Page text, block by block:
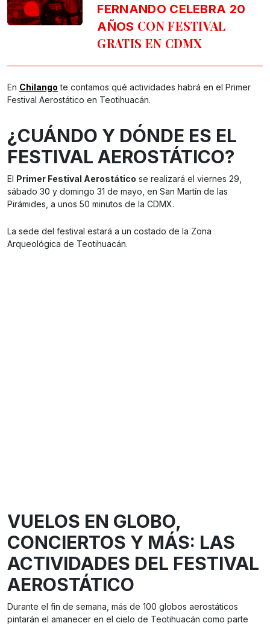
FERNANDO CELEBRA 20
AÑOS CON FESTIVAL
GRATIS EN CDMX
En Chilango te contamos qué actividades habrá en el Primer
Festival Aerostático en Teotihuacán.
¿CUÁNDO Y DÓNDE ES EL
FESTIVAL AEROSTÁTICO?
El Primer Festival Aerostático se realizará el viernes 29,
sábado 30 y domingo 31 de mayo, en San Martín de las
Pirámides, a unos 50 minutos de la CDMX.
La sede del festival estará a un costado de la Zona
Arqueológica de Teotihuacán.
VUELOS EN GLOBO,
CONCIERTOS Y MÁS: LAS
ACTIVIDADES DEL FESTIVAL
AEROSTÁTICO
Durante el fin de semana, más de 100 globos aerostáticos
pintarán el amanecer en el cielo de Teotihuacán como parte